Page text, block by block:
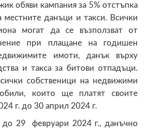
обяви кампания за 5% отстъпка
данъци и такси. Всички
могат да се възползват от
при плащане на годишен
имоти, данък върху
и такса за битови отпадъци.
собственици на недвижими
които ще платят своите
г. до 30 април 2024 г.
29 февруари 2024 г., данъчно